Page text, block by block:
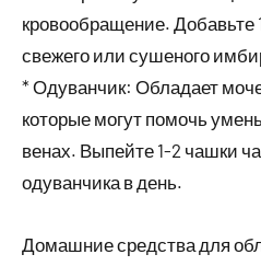
кровообращение. Добавьте
свежего или сушеного
* Одуванчик: Обладает
которые могут помочь
венах. Выпейте 1-2 чашки
одуванчика в день.
Домашние средства для